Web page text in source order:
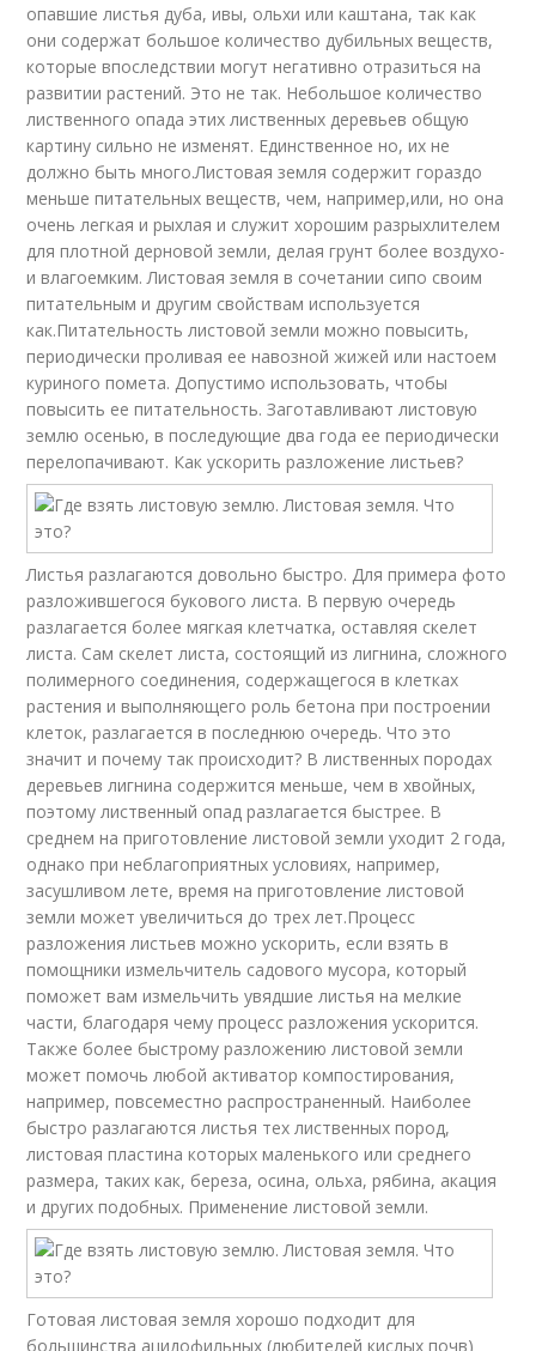
опавшие листья дуба, ивы, ольхи или каштана, так как
они содержат большое количество дубильных веществ,
которые впоследствии могут негативно отразиться на
развитии растений. Это не так. Небольшое количество
лиственного опада этих лиственных деревьев общую
картину сильно не изменят. Единственное но, их не
должно быть много.Листовая земля содержит гораздо
меньше питательных веществ, чем, например,или, но она
очень легкая и рыхлая и служит хорошим разрыхлителем
для плотной дерновой земли, делая грунт более воздухо-
и влагоемким. Листовая земля в сочетании сипо своим
питательным и другим свойствам используется
как.Питательность листовой земли можно повысить,
периодически проливая ее навозной жижей или настоем
куриного помета. Допустимо использовать, чтобы
повысить ее питательность. Заготавливают листовую
землю осенью, в последующие два года ее периодически
перелопачивают. Как ускорить разложение листьев?
Листья разлагаются довольно быстро. Для примера фото
разложившегося букового листа. В первую очередь
разлагается более мягкая клетчатка, оставляя скелет
листа. Сам скелет листа, состоящий из лигнина, сложного
полимерного соединения, содержащегося в клетках
растения и выполняющего роль бетона при построении
клеток, разлагается в последнюю очередь. Что это
значит и почему так происходит? В лиственных породах
деревьев лигнина содержится меньше, чем в хвойных,
поэтому лиственный опад разлагается быстрее. В
среднем на приготовление листовой земли уходит 2 года,
однако при неблагоприятных условиях, например,
засушливом лете, время на приготовление листовой
земли может увеличиться до трех лет.Процесс
разложения листьев можно ускорить, если взять в
помощники измельчитель садового мусора, который
поможет вам измельчить увядшие листья на мелкие
части, благодаря чему процесс разложения ускорится.
Также более быстрому разложению листовой земли
может помочь любой активатор компостирования,
например, повсеместно распространенный. Наиболее
быстро разлагаются листья тех лиственных пород,
листовая пластина которых маленького или среднего
размера, таких как, береза, осина, ольха, рябина, акация
и других подобных. Применение листовой земли.
Готовая листовая земля хорошо подходит для
большинства ацидофильных (любителей кислых почв)